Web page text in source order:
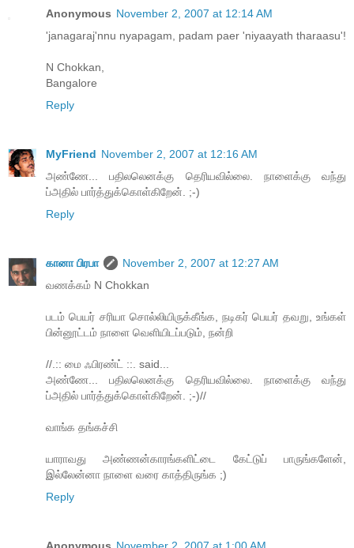
Anonymous November 2, 2007 at 12:14 AM
'janagaraj'nnu nyapagam, padam paer 'niyaayath tharaasu'!
N Chokkan,
Bangalore
Reply
MyFriend November 2, 2007 at 12:16 AM
அண்ணே... பதிலலெனக்கு தெரியவில்லை. நாளைக்கு வந்து
ப்அதில் பார்த்துக்கொள்கிறேன். ;-)
Reply
கானா பிரபா
November 2, 2007 at 12:27 AM
வணக்கம் N Chokkan
படம் பெயர் சரியா சொல்லியிருக்கீங்க, நடிகர் பெயர் தவறு, உங்கள்
பின்னூட்டம் நாளை வெளியிடப்படும், நன்றி
//.:: மை ஃபிரண்ட் ::. said...
அண்ணே... பதிலலெனக்கு தெரியவில்லை. நாளைக்கு வந்து
ப்அதில் பார்த்துக்கொள்கிறேன். ;-)//
வாங்க தங்கச்சி
யாராவது அண்ணன்காரங்களிட்டை கேட்டுப் பாருங்களேன்,
இல்லேன்னா நாளை வரை காத்திருங்க ;)
Reply